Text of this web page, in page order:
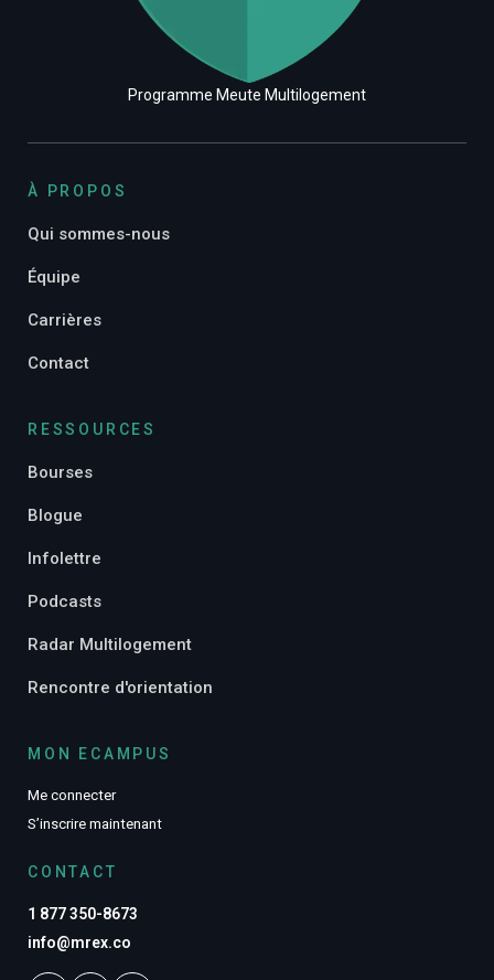
Programme Meute Multilogement
À PROPOS
Qui sommes-nous
Équipe
Carrières
Contact
RESSOURCES
Bourses
Blogue
Infolettre
Podcasts
Radar Multilogement
Rencontre d'orientation
MON ECAMPUS
Me connecter
S’inscrire maintenant
CONTACT
1 877 350-8673
info@mrex.co